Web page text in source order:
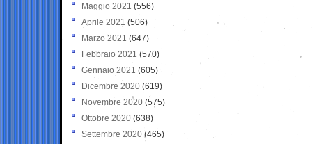
Maggio 2021 (556)
Aprile 2021 (506)
Marzo 2021 (647)
Febbraio 2021 (570)
Gennaio 2021 (605)
Dicembre 2020 (619)
Novembre 2020 (575)
Ottobre 2020 (638)
Settembre 2020(465)